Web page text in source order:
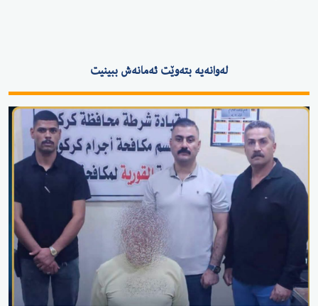
لەوانەیە بتەوێت ئەمانەش ببینیت